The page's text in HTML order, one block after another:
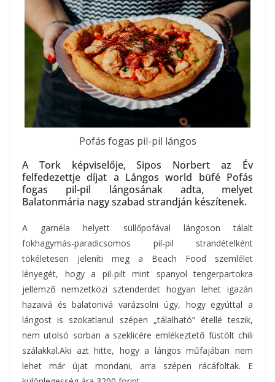
Pofás fogas pil-pil lángos
A Tork képviselője, Sipos Norbert az Év
felfedezettje díjat a Lángos world büfé Pofás
fogas pil-pil lángosának adta, melyet
Balatonmária nagy szabad strandján készítenek.
A garnéla helyett süllőpofával lángoson tálalt
fokhagymás-paradicsomos pil-pil strandételként
tökéletesen jeleníti meg a Beach Food szemlélet
lényegét, hogy a pil-pilt mint spanyol tengerpartokra
jellemző nemzetközi sztenderdet hogyan lehet igazán
hazaivá és balatonivá varázsolni úgy, hogy egyúttal a
lángost is szokatlanul szépen „tálalható” étellé teszik,
nem utolsó sorban a szeklicére emlékeztető füstölt chili
szálakkal.Aki azt hitte, hogy a lángos műfajában nem
lehet már újat mondani, arra szépen rácáfoltak. E